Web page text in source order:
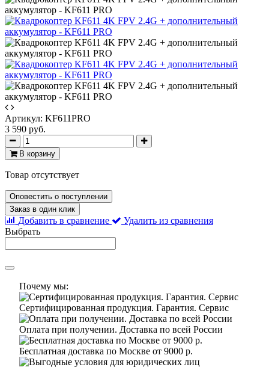
Артикул: KF611PRO
3 590 руб.
В корзину
Товар отсутствует
Оповестить о поступлении
Заказ в один клик
Добавить в сравнение
Удалить из сравнения
Выбрать
Почему мы:
Сертифицированная продукция. Гарантия. Сервис
Оплата при получении. Доставка по всей России
Бесплатная доставка по Москве от 9000 р.